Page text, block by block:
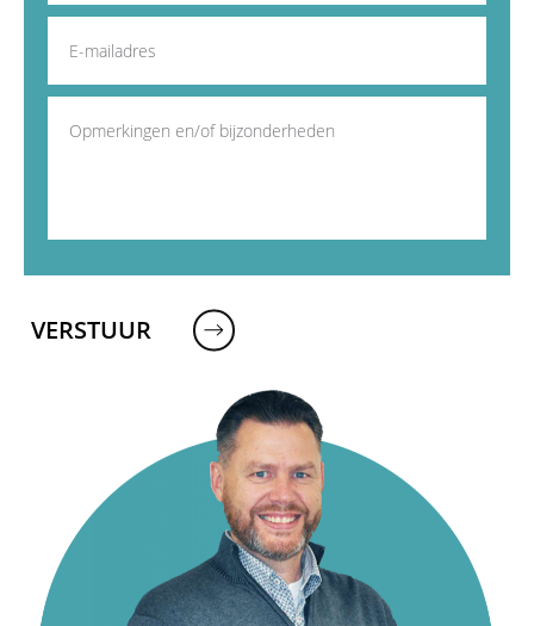
VERSTUUR